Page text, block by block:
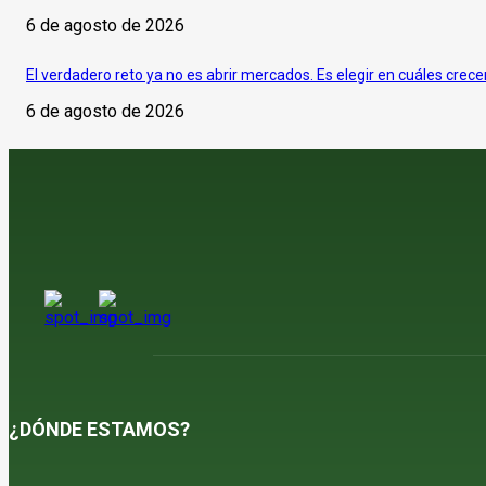
6 de agosto de 2026
El verdadero reto ya no es abrir mercados. Es elegir en cuáles
6 de agosto de 2026
¿DÓNDE ESTAMOS?